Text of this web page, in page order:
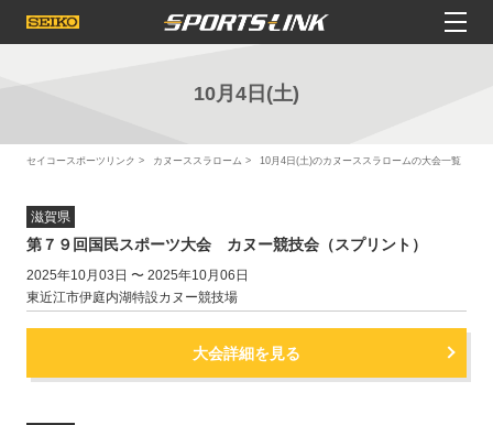
10月4日(土)
セイコースポーツリンク カヌーススラローム 10月4日(土)のカヌーススラロームの大会一覧
滋賀県
第７９回国民スポーツ大会 カヌー競技会（スプリント）
2025年10月03日 〜 2025年10月06日
東近江市伊庭内湖特設カヌー競技場
大会詳細を見る